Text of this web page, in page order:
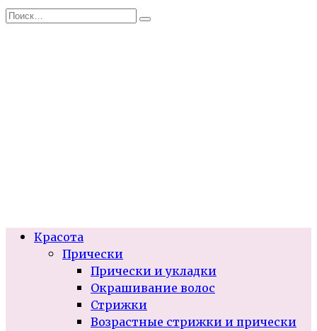
Перейти
Search
Красота
Прически
Прически и укладки
Окрашивание волос
Стрижки
Возрастные стрижки и прически